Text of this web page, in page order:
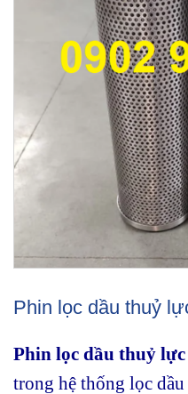
Phin lọc dầu thuỷ
Phin lọc dầu thuỷ lực
trong hệ thống lọc